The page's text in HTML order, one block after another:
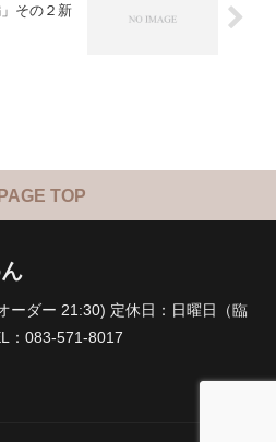
その２新
PAGE TOP
ーダー 21:30) 定休日：日曜日（臨
：083-571-8017